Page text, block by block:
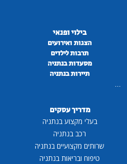
בילוי ופנאי
הצגות ואירועים
תרבות לילדים
מסעדות בנתניה
תיירות בנתניה
...
מדריך עסקים
בעלי מקצוע בנתניה
רכב בנתניה
שרותים מקצועיים בנתניה
טיפוח ובריאות בנתניה